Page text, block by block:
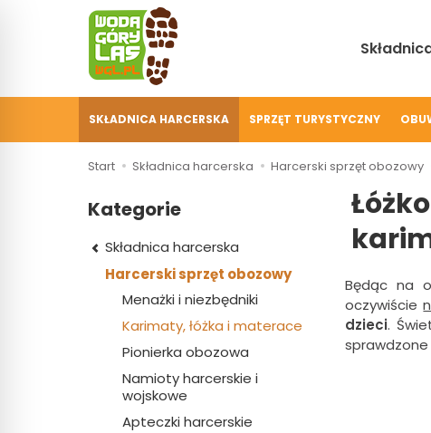
SKŁADNICA HARCERSKA SPRZĘT TURYSTYCZNY
Start Składnica harcerska Harcerski sprzęt obozowy
Będąc na
oczywiście
dzieci.
Kategorie
Składnica harcerska
Harcerski sprzęt obozowy
Menażki i niezbędniki
Karimaty, łóżka i materace
Pionierka obozowa
Namioty harcerskie i
wojskowe
Apteczki harcerskie